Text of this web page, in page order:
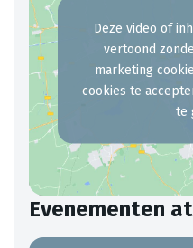
Deze video of
vertoond
marketing
cookies te
te
Evenementen